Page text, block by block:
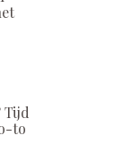
Tijd
to